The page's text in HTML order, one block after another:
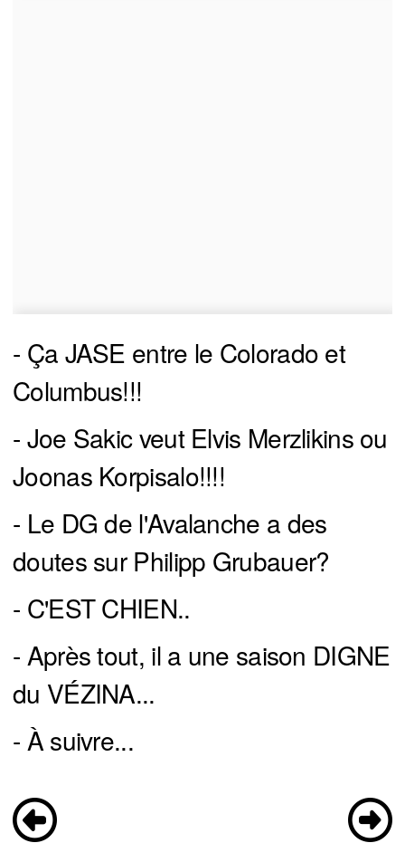
- Ça JASE entre le Colorado et
Columbus!!!
- Joe Sakic veut Elvis Merzlikins ou
Joonas Korpisalo!!!!
- Le DG de l'Avalanche a des
doutes sur Philipp Grubauer?
- C'EST CHIEN..
- Après tout, il a une saison DIGNE
du VÉZINA...
- À suivre...